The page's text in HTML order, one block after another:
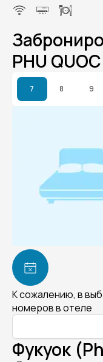
PHU
7 8 9
К сожалению, в
номеров в отеле
Фукуок